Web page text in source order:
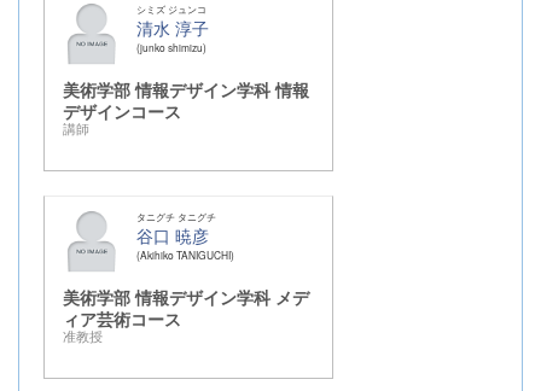
シミズ ジュンコ
清水 淳子
junko shimizu
美術学部 情報デザイン学科 情報
デザインコース
講師
タニグチ タニグチ
谷口 暁彦
Akihiko TANIGUCHI
美術学部 情報デザイン学科 メデ
ィア芸術コース
准教授